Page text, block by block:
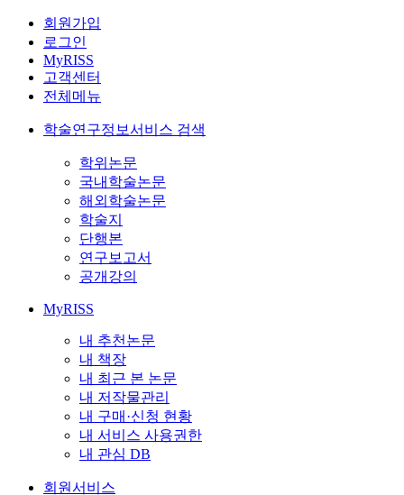
회원가입
로그인
MyRISS
고객센터
전체메뉴
학술연구정보서비스 검색
학위논문
국내학술논문
해외학술논문
학술지
단행본
연구보고서
공개강의
MyRISS
내 추천논문
내 책장
내 최근 본 논문
내 저작물관리
내 구매·신청 현황
내 서비스 사용권한
내 관심 DB
회원서비스